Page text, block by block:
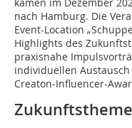
kamen im Dezember
nach Hamburg. Die
Event-Location
Highlights des
praxisnahe
individuellen
Creaton-Influencer-